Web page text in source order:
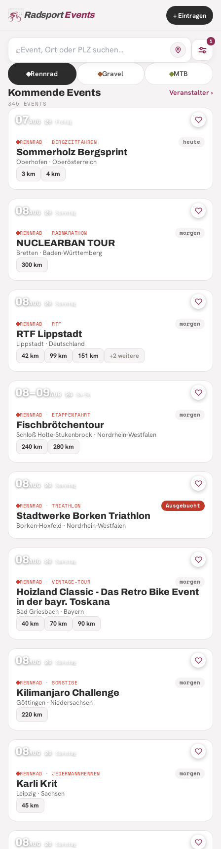
RadsportEvents + Eintragen
⌕
1
Rennrad Gravel MTB
Kommende Events Veranstalter ›
345 EVENTS
07AUG 26 Freitag
RENNRAD · BERGZEITFAHREN heute
Sommerholz Bergsprint
Oberhofen · Oberösterreich
3 km
4 km
08AUG 26 Samstag
RENNRAD · RADMARATHON morgen
NUCLEARBAN TOUR
Bretten · Baden-Württemberg
300 km
08AUG 26 Samstag
RENNRAD · RTF morgen
RTF Lippstadt
Lippstadt · Deutschland
42 km
99 km 151 km +2 weitere
08–09AUG 26 Sa–So
RENNRAD · ETAPPENFAHRT morgen
Fischbrötchentour
Schloß Holte-Stukenbrock · Nordrhein-Westfalen
240 km
280 km
08AUG 26 Samstag
RENNRAD · TRIATHLON Ausgebucht
Stadtwerke Borken Triathlon
Borken-Hoxfeld · Nordrhein-Westfalen
08AUG 26 Samstag
RENNRAD · VINTAGE-TOUR morgen
Hoizland Classic - Das Retro Bike Event
in der bayr. Toskana
Bad Griesbach · Bayern
40 km
70 km 90 km
08AUG 26 Samstag
RENNRAD · SONSTIGE morgen
Kilimanjaro Challenge
Göttingen · Niedersachsen
220 km
08AUG 26 Samstag
RENNRAD · JEDERMANNRENNEN morgen
Karli Krit
Leipzig · Sachsen
45 km
08AUG 26 Samstag